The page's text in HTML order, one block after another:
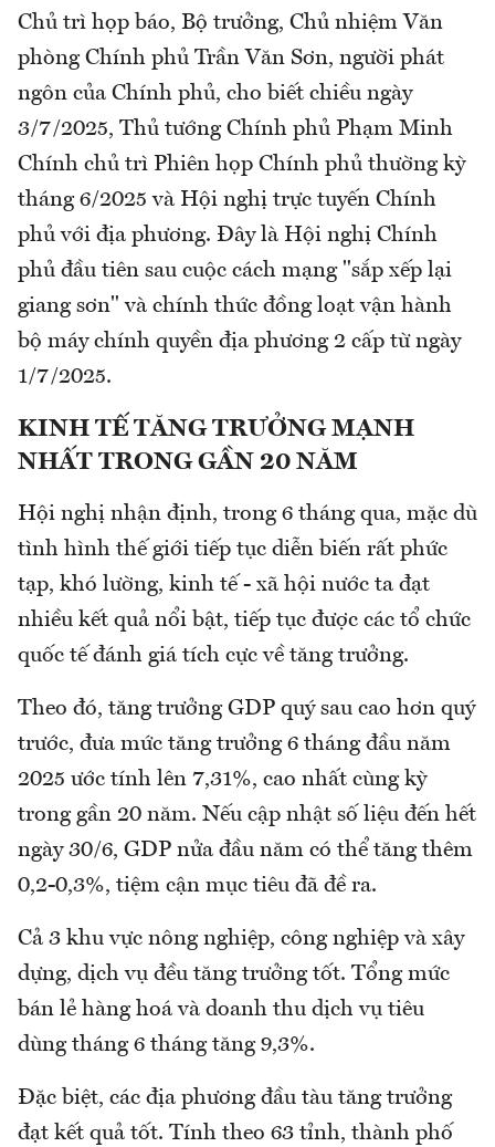
Chủ trì họp báo, Bộ trưởng, Chủ nhiệm Văn
phòng Chính phủ Trần Văn Sơn, người phát
ngôn của Chính phủ, cho biết chiều ngày
3/7/2025, Thủ tướng Chính phủ Phạm Minh
Chính chủ trì Phiên họp Chính phủ thường kỳ
tháng 6/2025 và Hội nghị trực tuyến Chính
phủ với địa phương. Đây là Hội nghị Chính
phủ đầu tiên sau cuộc cách mạng "sắp xếp lại
giang sơn" và chính thức đồng loạt vận hành
bộ máy chính quyền địa phương 2 cấp từ ngày
1/7/2025.
KINH TẾ TĂNG TRƯỞNG MẠNH
NHẤT TRONG GẦN 20 NĂM
Hội nghị nhận định, trong 6 tháng qua, mặc dù
tình hình thế giới tiếp tục diễn biến rất phức
tạp, khó lường, kinh tế - xã hội nước ta đạt
nhiều kết quả nổi bật, tiếp tục được các tổ chức
quốc tế đánh giá tích cực về tăng trưởng.
Theo đó, tăng trưởng GDP quý sau cao hơn quý
trước, đưa mức tăng trưởng 6 tháng đầu năm
2025 ước tính lên 7,31%, cao nhất cùng kỳ
trong gần 20 năm. Nếu cập nhật số liệu đến hết
ngày 30/6, GDP nửa đầu năm có thể tăng thêm
0,2-0,3%, tiệm cận mục tiêu đã đề ra.
Cả 3 khu vực nông nghiệp, công nghiệp và xây
dựng, dịch vụ đều tăng trưởng tốt. Tổng mức
bán lẻ hàng hoá và doanh thu dịch vụ tiêu
dùng tháng 6 tháng tăng 9,3%.
Đặc biệt, các địa phương đầu tàu tăng trưởng
đạt kết quả tốt. Tính theo 63 tỉnh, thành phố